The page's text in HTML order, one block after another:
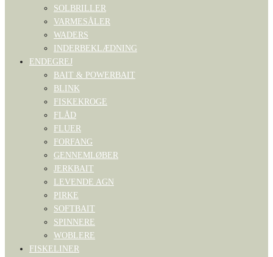
SOLBRILLER
VARMESÅLER
WADERS
INDERBEKLÆDNING
ENDEGREJ
BAIT & POWERBAIT
BLINK
FISKEKROGE
FLÅD
FLUER
FORFANG
GENNEMLØBER
JERKBAIT
LEVENDE AGN
PIRKE
SOFTBAIT
SPINNERE
WOBLERE
FISKELINER